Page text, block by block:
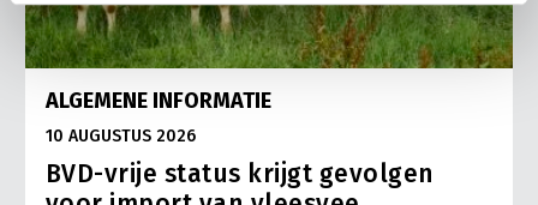
ALGEMENE INFORMATIE
10 AUGUSTUS 2026
BVD-vrije status krijgt gevolgen